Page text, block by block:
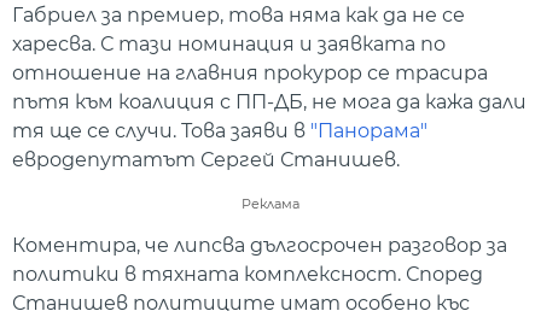
Габриел за премиер, това няма как да не се
харесва. С тази номинация и заявката по
отношение на главния прокурор се трасира
пътя към коалиция с ПП-ДБ, не мога да кажа дали
тя ще се случи. Това заяви в "Панорама"
евродепутатът Сергей Станишев.
Реклама
Коментира, че липсва дългосрочен разговор за
политики в тяхната комплексност. Според
Станишев политиците имат особено къс